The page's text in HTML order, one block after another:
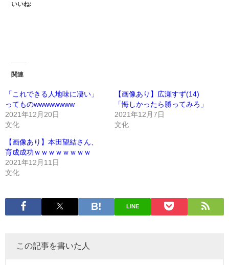
いいね:
関連
「これできる人地味に凄い」
ってものwwwwwwww
2021年12月20日
文化
【画像あり】広瀬すず(14)
「悔しかったら勝ってみろ」
2021年12月7日
文化
【画像あり】本田望結さん、
育成成功ｗｗｗｗｗｗｗｗ
2021年12月11日
文化
LINE
この記事を書いた人